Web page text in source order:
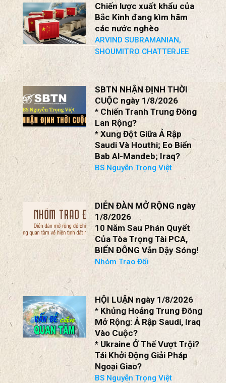
Chiến lược xuất khẩu của
Bắc Kinh đang kìm hãm
các nước nghèo
ARVIND SUBRAMANIAN,
SHOUMITRO CHATTERJEE
SBTN NHẬN ĐỊNH THỜI
CUỘC ngày 1/8/2026
* Chiến Tranh Trung Đông
Lan Rộng?
* Xung Đột Giữa Ả Rập
Saudi Và Houthi; Eo Biển
Bab Al-Mandeb; Iraq?
BS Nguyễn Trọng Việt
DIỄN ĐÀN MỞ RỘNG ngày
1/8/2026
10 Năm Sau Phán Quyết
Của Tòa Trọng Tài PCA,
BIỂN ĐÔNG Vẫn Dậy Sóng!
Nhóm Trao Đổi
HỘI LUẬN ngày 1/8/2026
* Khủng Hoảng Trung Đông
Mở Rộng: Ả Rập Saudi, Iraq
Vào Cuộc?
* Ukraine Ở Thế Vượt Trội?
Tái Khởi Động Giải Pháp
Ngoại Giao?
BS Nguyễn Trọng Việt